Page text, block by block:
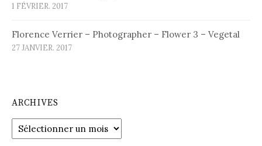
1 FÉVRIER. 2017
Florence Verrier – Photographer – Flower 3 – Vegetal
27 JANVIER. 2017
ARCHIVES
Archives